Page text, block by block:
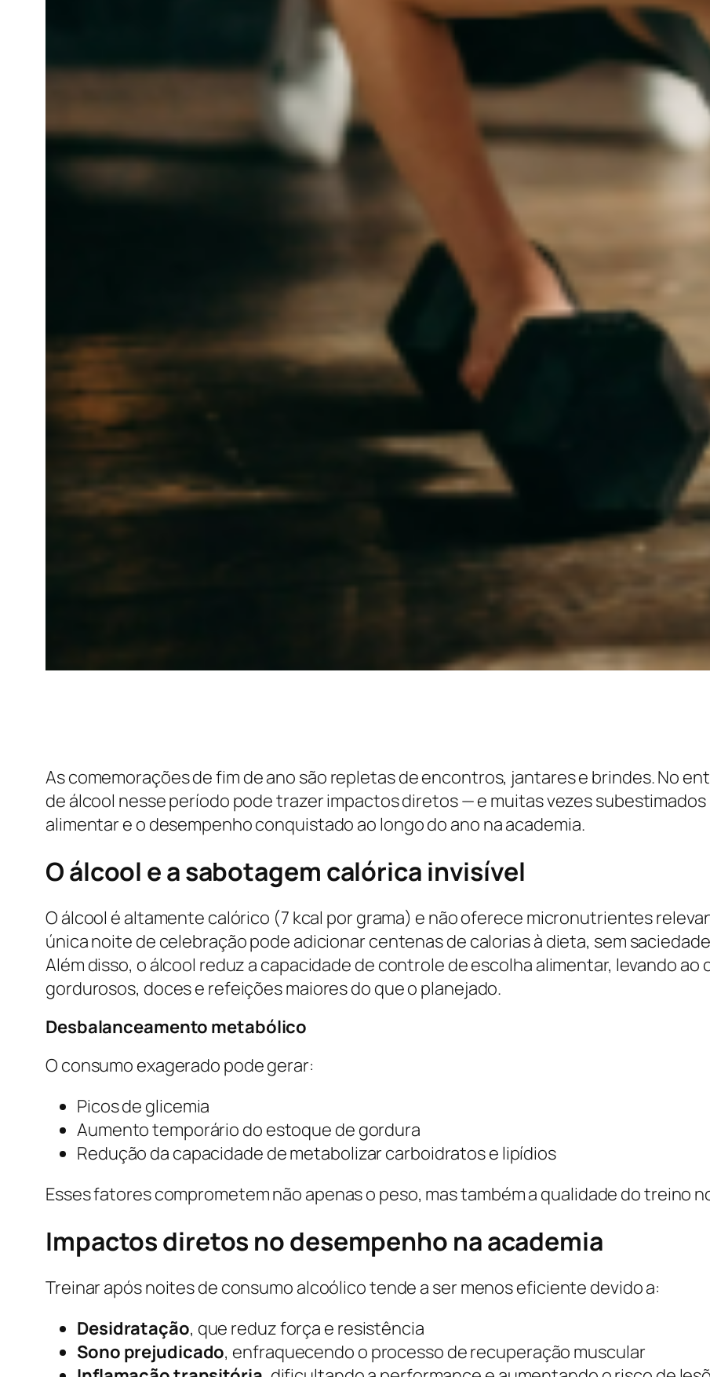
As comemorações de fim de ano são repletas de encontros, jantares e brindes. No
de álcool nesse período pode trazer impactos diretos — e muitas vezes
alimentar e o desempenho conquistado ao longo do ano na academia.
O álcool e a sabotagem calórica invisível
O álcool é altamente calórico (7 kcal por grama) e não oferece micronutrientes
única noite de celebração pode adicionar centenas de calorias à dieta, sem
Além disso, o álcool reduz a capacidade de controle de escolha alimentar, levando
gordurosos, doces e refeições maiores do que o planejado.
Desbalanceamento metabólico
O consumo exagerado pode gerar:
Picos de glicemia
Aumento temporário do estoque de gordura
Redução da capacidade de metabolizar carboidratos e lipídios
Esses fatores comprometem não apenas o peso, mas também a qualidade do treino
Impactos diretos no desempenho na academia
Treinar após noites de consumo alcoólico tende a ser menos eficiente devido a:
Desidratação, que reduz força e resistência
Sono prejudicado, enfraquecendo o processo de recuperação muscular